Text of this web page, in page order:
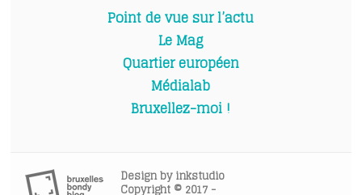
Point de vue sur l’actu
Le Mag
Quartier européen
Médialab
Bruxellez-moi !
Design byinkstudio
Copyright © 2017 -